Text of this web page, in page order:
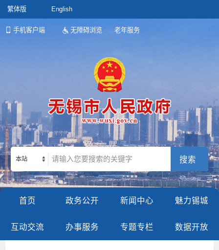
繁体版 English
手机客户端 无障碍浏览 老年服务
本站
首页 政务公开 新闻中心 魅力锡城
互动交流 办事服务 专题专栏 数据开放